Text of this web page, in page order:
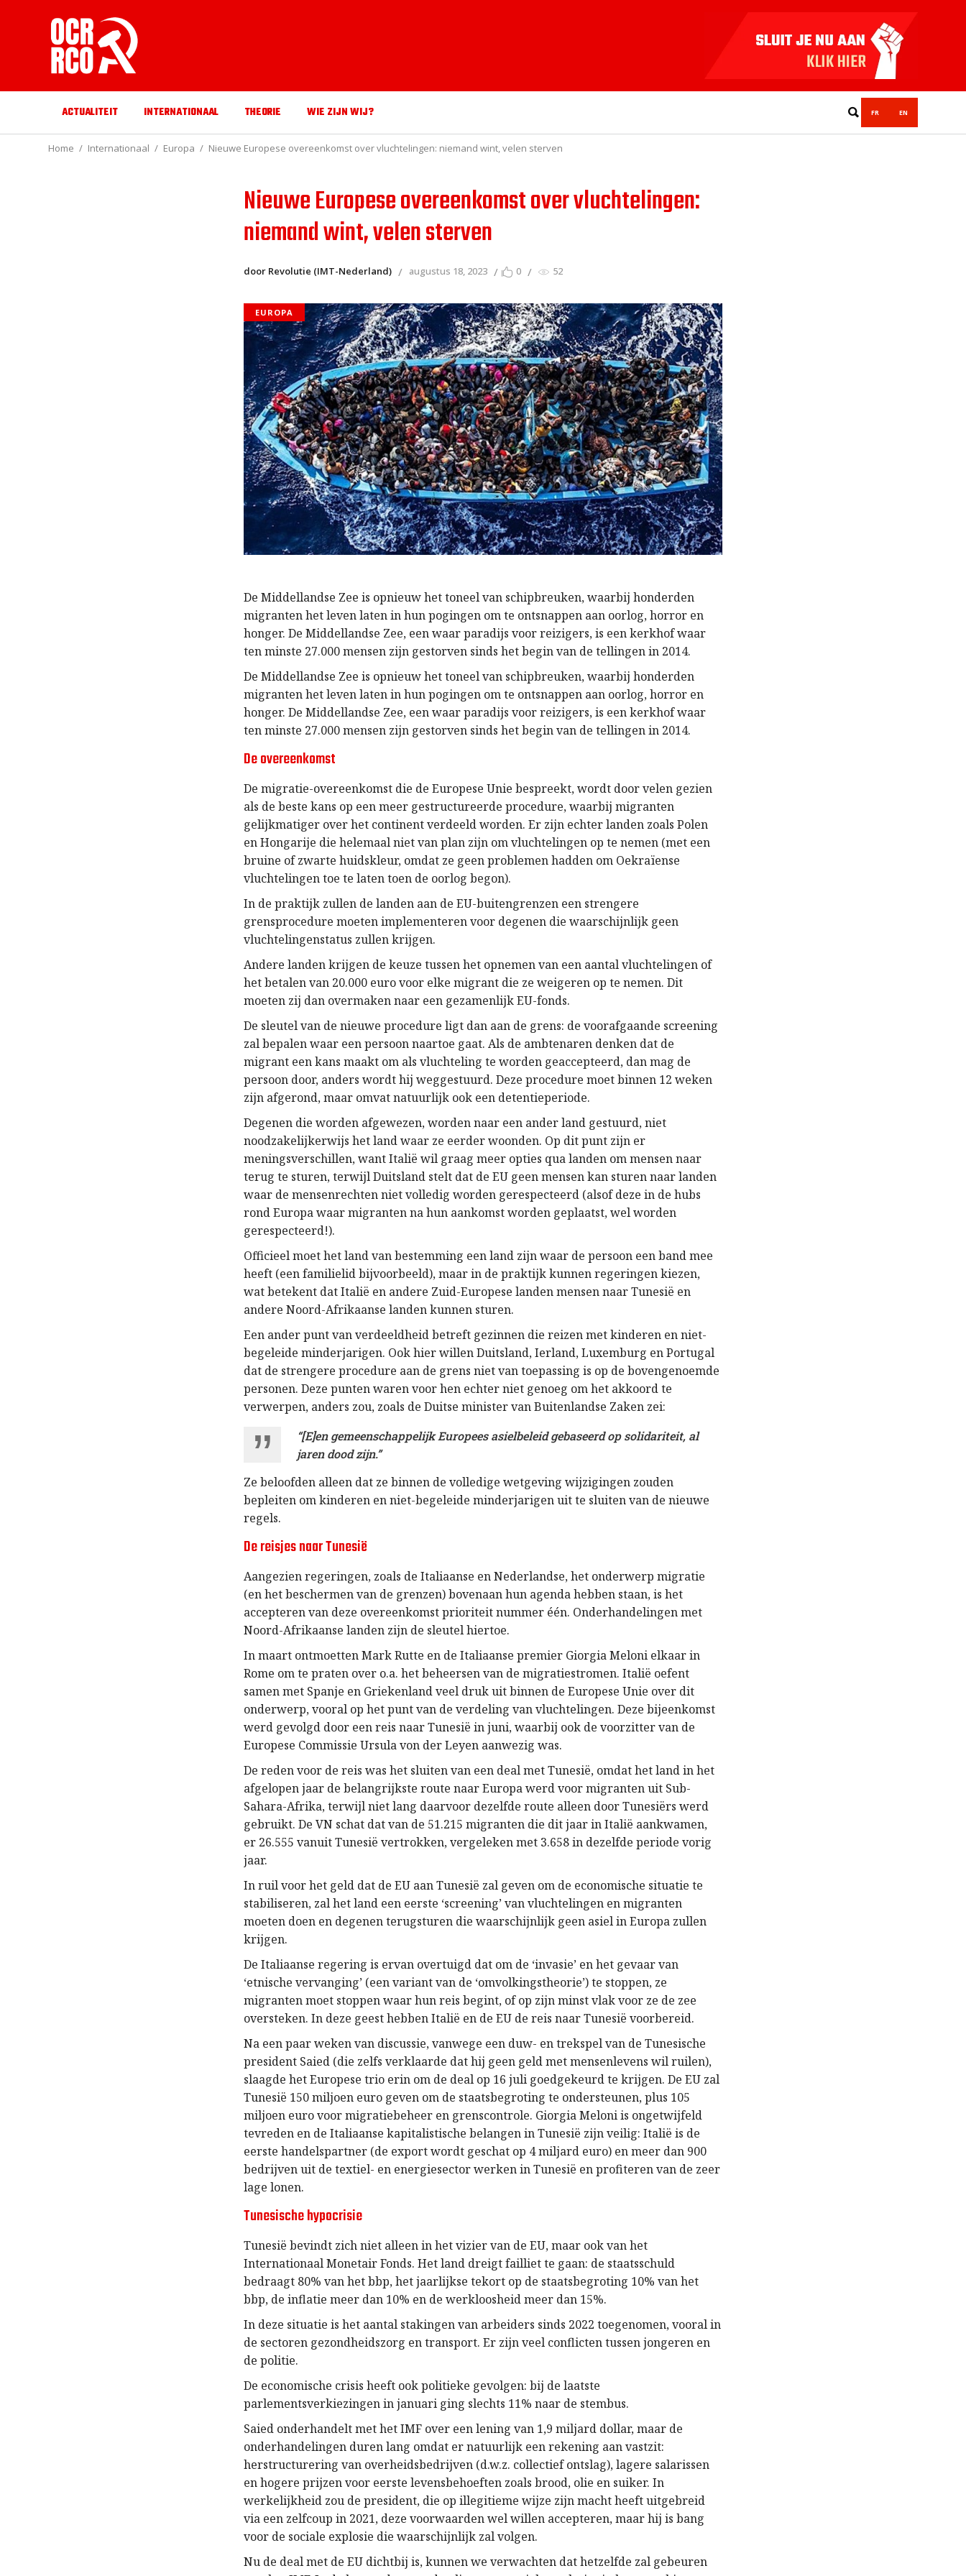
ACTUALITEIT INTERNATIONAAL THEORIE WIE ZIJN WIJ? FR EN
Home Internationaal Europa Nieuwe Europese overeenkomst over vluchtelingen: niemand wint, velen sterven
Nieuwe Europese overeenkomst over vluchtelingen:
niemand wint, velen sterven
door Revolutie (IMT-Nederland) augustus 18, 2023 0 52
EUROPA
De Middellandse Zee is opnieuw het toneel van schipbreuken, waarbij honderden
migranten het leven laten in hun pogingen om te ontsnappen aan oorlog, horror en
honger. De Middellandse Zee, een waar paradijs voor reizigers, is een kerkhof waar
ten minste 27.000 mensen zijn gestorven sinds het begin van de tellingen in 2014.
De Middellandse Zee is opnieuw het toneel van schipbreuken, waarbij honderden
migranten het leven laten in hun pogingen om te ontsnappen aan oorlog, horror en
honger. De Middellandse Zee, een waar paradijs voor reizigers, is een kerkhof waar
ten minste 27.000 mensen zijn gestorven sinds het begin van de tellingen in 2014.
De overeenkomst
De migratie-overeenkomst die de Europese Unie bespreekt, wordt door velen gezien
als de beste kans op een meer gestructureerde procedure, waarbij migranten
gelijkmatiger over het continent verdeeld worden. Er zijn echter landen zoals Polen
en Hongarije die helemaal niet van plan zijn om vluchtelingen op te nemen (met een
bruine of zwarte huidskleur, omdat ze geen problemen hadden om Oekraïense
vluchtelingen toe te laten toen de oorlog begon).
In de praktijk zullen de landen aan de EU-buitengrenzen een strengere
grensprocedure moeten implementeren voor degenen die waarschijnlijk geen
vluchtelingenstatus zullen krijgen.
Andere landen krijgen de keuze tussen het opnemen van een aantal vluchtelingen of
het betalen van 20.000 euro voor elke migrant die ze weigeren op te nemen. Dit
moeten zij dan overmaken naar een gezamenlijk EU-fonds.
De sleutel van de nieuwe procedure ligt dan aan de grens: de voorafgaande screening
zal bepalen waar een persoon naartoe gaat. Als de ambtenaren denken dat de
migrant een kans maakt om als vluchteling te worden geaccepteerd, dan mag de
persoon door, anders wordt hij weggestuurd. Deze procedure moet binnen 12 weken
zijn afgerond, maar omvat natuurlijk ook een detentieperiode.
Degenen die worden afgewezen, worden naar een ander land gestuurd, niet
noodzakelijkerwijs het land waar ze eerder woonden. Op dit punt zijn er
meningsverschillen, want Italië wil graag meer opties qua landen om mensen naar
terug te sturen, terwijl Duitsland stelt dat de EU geen mensen kan sturen naar landen
waar de mensenrechten niet volledig worden gerespecteerd (alsof deze in de hubs
rond Europa waar migranten na hun aankomst worden geplaatst, wel worden
gerespecteerd!).
Officieel moet het land van bestemming een land zijn waar de persoon een band mee
heeft (een familielid bijvoorbeeld), maar in de praktijk kunnen regeringen kiezen,
wat betekent dat Italië en andere Zuid-Europese landen mensen naar Tunesië en
andere Noord-Afrikaanse landen kunnen sturen.
Een ander punt van verdeeldheid betreft gezinnen die reizen met kinderen en niet-
begeleide minderjarigen. Ook hier willen Duitsland, Ierland, Luxemburg en Portugal
dat de strengere procedure aan de grens niet van toepassing is op de bovengenoemde
personen. Deze punten waren voor hen echter niet genoeg om het akkoord te
verwerpen, anders zou, zoals de Duitse minister van Buitenlandse Zaken zei:
“[E]en gemeenschappelijk Europees asielbeleid gebaseerd op solidariteit, al
jaren dood zijn.”
Ze beloofden alleen dat ze binnen de volledige wetgeving wijzigingen zouden
bepleiten om kinderen en niet-begeleide minderjarigen uit te sluiten van de nieuwe
regels.
De reisjes naar Tunesië
Aangezien regeringen, zoals de Italiaanse en Nederlandse, het onderwerp migratie
(en het beschermen van de grenzen) bovenaan hun agenda hebben staan, is het
accepteren van deze overeenkomst prioriteit nummer één. Onderhandelingen met
Noord-Afrikaanse landen zijn de sleutel hiertoe.
In maart ontmoetten Mark Rutte en de Italiaanse premier Giorgia Meloni elkaar in
Rome om te praten over o.a. het beheersen van de migratiestromen. Italië oefent
samen met Spanje en Griekenland veel druk uit binnen de Europese Unie over dit
onderwerp, vooral op het punt van de verdeling van vluchtelingen. Deze bijeenkomst
werd gevolgd door een reis naar Tunesië in juni, waarbij ook de voorzitter van de
Europese Commissie Ursula von der Leyen aanwezig was.
De reden voor de reis was het sluiten van een deal met Tunesië, omdat het land in het
afgelopen jaar de belangrijkste route naar Europa werd voor migranten uit Sub-
Sahara-Afrika, terwijl niet lang daarvoor dezelfde route alleen door Tunesiërs werd
gebruikt. De VN schat dat van de 51.215 migranten die dit jaar in Italië aankwamen,
er 26.555 vanuit Tunesië vertrokken, vergeleken met 3.658 in dezelfde periode vorig
jaar.
In ruil voor het geld dat de EU aan Tunesië zal geven om de economische situatie te
stabiliseren, zal het land een eerste ‘screening’ van vluchtelingen en migranten
moeten doen en degenen terugsturen die waarschijnlijk geen asiel in Europa zullen
krijgen.
De Italiaanse regering is ervan overtuigd dat om de ‘invasie’ en het gevaar van
‘etnische vervanging’ (een variant van de ‘omvolkingstheorie’) te stoppen, ze
migranten moet stoppen waar hun reis begint, of op zijn minst vlak voor ze de zee
oversteken. In deze geest hebben Italië en de EU de reis naar Tunesië voorbereid.
Na een paar weken van discussie, vanwege een duw- en trekspel van de Tunesische
president Saied (die zelfs verklaarde dat hij geen geld met mensenlevens wil ruilen),
slaagde het Europese trio erin om de deal op 16 juli goedgekeurd te krijgen. De EU zal
Tunesië 150 miljoen euro geven om de staatsbegroting te ondersteunen, plus 105
miljoen euro voor migratiebeheer en grenscontrole. Giorgia Meloni is ongetwijfeld
tevreden en de Italiaanse kapitalistische belangen in Tunesië zijn veilig: Italië is de
eerste handelspartner (de export wordt geschat op 4 miljard euro) en meer dan 900
bedrijven uit de textiel- en energiesector werken in Tunesië en profiteren van de zeer
lage lonen.
Tunesische hypocrisie
Tunesië bevindt zich niet alleen in het vizier van de EU, maar ook van het
Internationaal Monetair Fonds. Het land dreigt failliet te gaan: de staatsschuld
bedraagt 80% van het bbp, het jaarlijkse tekort op de staatsbegroting 10% van het
bbp, de inflatie meer dan 10% en de werkloosheid meer dan 15%.
In deze situatie is het aantal stakingen van arbeiders sinds 2022 toegenomen, vooral in
de sectoren gezondheidszorg en transport. Er zijn veel conflicten tussen jongeren en
de politie.
De economische crisis heeft ook politieke gevolgen: bij de laatste
parlementsverkiezingen in januari ging slechts 11% naar de stembus.
Saied onderhandelt met het IMF over een lening van 1,9 miljard dollar, maar de
onderhandelingen duren lang omdat er natuurlijk een rekening aan vastzit:
herstructurering van overheidsbedrijven (d.w.z. collectief ontslag), lagere salarissen
en hogere prijzen voor eerste levensbehoeften zoals brood, olie en suiker. In
werkelijkheid zou de president, die op illegitieme wijze zijn macht heeft uitgebreid
via een zelfcoup in 2021, deze voorwaarden wel willen accepteren, maar hij is bang
voor de sociale explosie die waarschijnlijk zal volgen.
Nu de deal met de EU dichtbij is, kunnen we verwachten dat hetzelfde zal gebeuren